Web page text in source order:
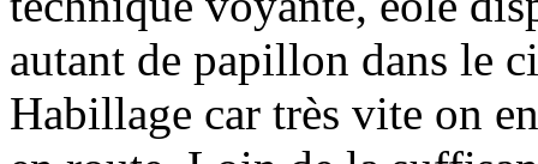
autant de papillon dans le
Habillage car très vite on